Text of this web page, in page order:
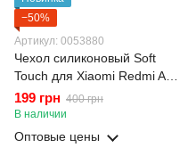
−50%
Артикул: 0053880
Чехол силиконовый Soft
Touch для Xiaomi Redmi A2
малиновый (Полная защита
камеры)
199 грн 400 грн
В наличии
Оптовые цены